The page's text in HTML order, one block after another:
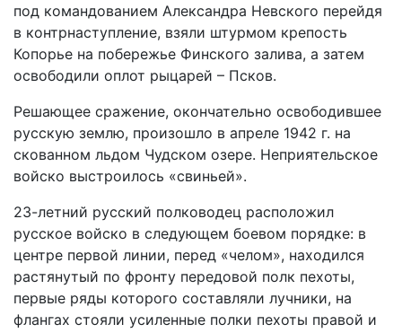
под командованием Александра Невского перейдя
в контрнаступление, взяли штурмом крепость
Копорье на побережье Финского залива, а затем
освободили оплот рыцарей – Псков.
Решающее сражение, окончательно освободившее
русскую землю, произошло в апреле 1942 г. на
скованном льдом Чудском озере. Неприятельское
войско выстроилось «свиньей».
23-летний русский полководец расположил
русское войско в следующем боевом порядке: в
центре первой линии, перед «челом», находился
растянутый по фронту передовой полк пехоты,
первые ряды которого составляли лучники, на
флангах стояли усиленные полки пехоты правой и